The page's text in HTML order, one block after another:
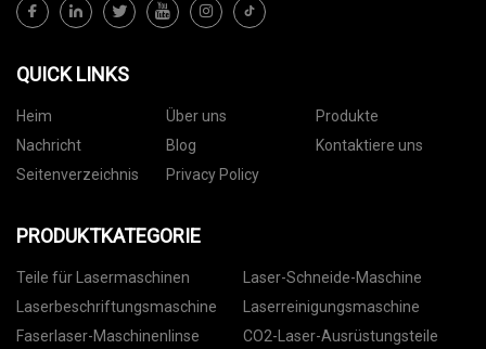
QUICK LINKS
Heim Über uns
Produkte
Nachricht
Blog
Kontaktiere uns
Seitenverzeichnis
Privacy Policy
PRODUKTKATEGORIE
Teile für Lasermaschinen
Laser-Schneide-Maschine
Laserbeschriftungsmaschine
Laserreinigungsmaschine
Faserlaser-Maschinenlinse
CO2-Laser-Ausrüstungsteile